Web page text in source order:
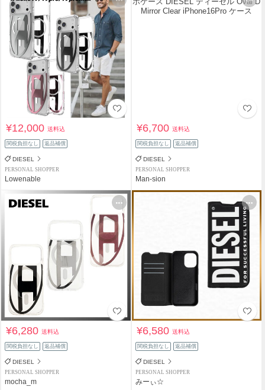
¥12,000送料込
関税負担なし 返品補償
DIESEL
PERSONAL SHOPPER
Lowenable
¥6,700送料込
関税負担なし 返品補償
DIESEL
PERSONAL SHOPPER
Man-sion
¥6,280送料込
関税負担なし 返品補償
DIESEL
PERSONAL SHOPPER
mocha_m
¥6,580送料込
関税負担なし 返品補償
DIESEL
PERSONAL SHOPPER
みーぃ☆